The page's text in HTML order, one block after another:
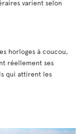
varient selon
horloges à coucou,
réellement ses
qui attirent les